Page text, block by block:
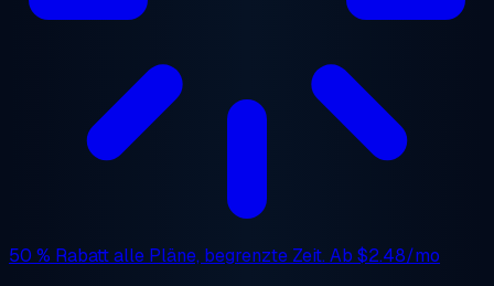
50 % Rabattalle Pläne, begrenzte Zeit. Ab $2.48/mo